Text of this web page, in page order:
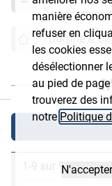
manière
refuser en
les cookies
désélectionner
au pied de
trouverez des
notre Politique
Cuisine &
1-9 sur 9